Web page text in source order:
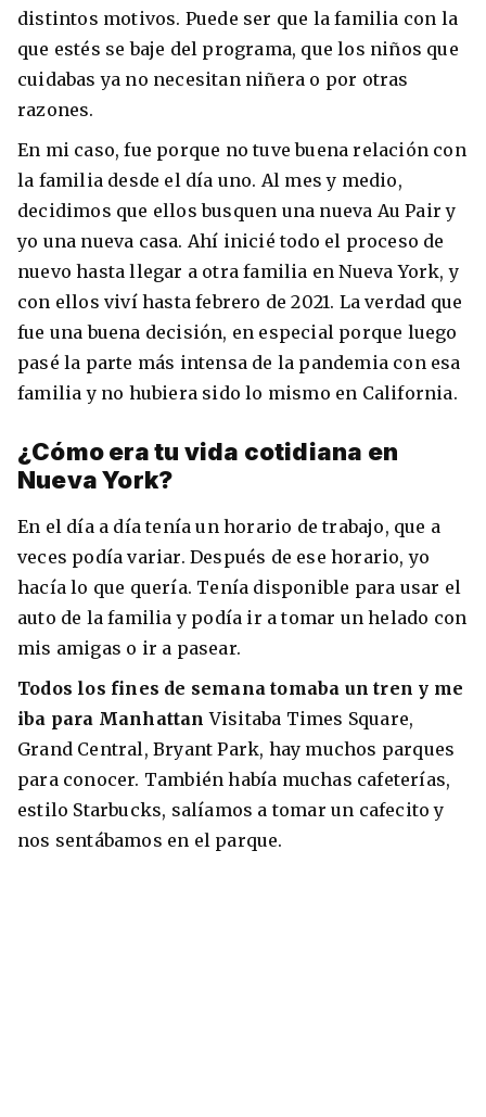
distintos motivos. Puede ser que la familia con la
que estés se baje del programa, que los niños que
cuidabas ya no necesitan niñera o por otras
razones.
En mi caso, fue porque no tuve buena relación con
la familia desde el día uno. Al mes y medio,
decidimos que ellos busquen una nueva Au Pair y
yo una nueva casa. Ahí inicié todo el proceso de
nuevo hasta llegar a otra familia en Nueva York, y
con ellos viví hasta febrero de 2021. La verdad que
fue una buena decisión, en especial porque luego
pasé la parte más intensa de la pandemia con esa
familia y no hubiera sido lo mismo en California.
¿Cómo era tu vida cotidiana en
Nueva York?
En el día a día tenía un horario de trabajo, que a
veces podía variar. Después de ese horario, yo
hacía lo que quería. Tenía disponible para usar el
auto de la familia y podía ir a tomar un helado con
mis amigas o ir a pasear.
Todos los fines de semana tomaba un tren y me
iba para Manhattan Visitaba Times Square,
Grand Central, Bryant Park, hay muchos parques
para conocer. También había muchas cafeterías,
estilo Starbucks, salíamos a tomar un cafecito y
nos sentábamos en el parque.